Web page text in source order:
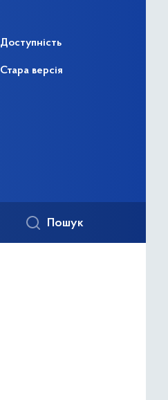
Доступність
Стара версія
Пошук